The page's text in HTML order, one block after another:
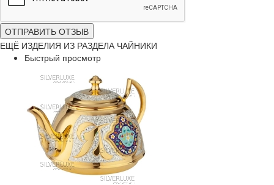
ОТПРАВИТЬ ОТЗЫВ
ЕЩЁ ИЗДЕЛИЯ ИЗ РАЗДЕЛА ЧАЙНИКИ
Быстрый просмотр